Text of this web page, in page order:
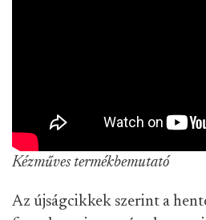
Kézműves termékbemutató
Az újságcikkek szerint a